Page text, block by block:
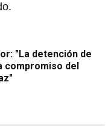
"La detención de
del